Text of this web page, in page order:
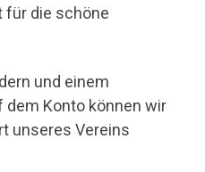
für die schöne
und einem
dem Konto können wir
unseres Vereins